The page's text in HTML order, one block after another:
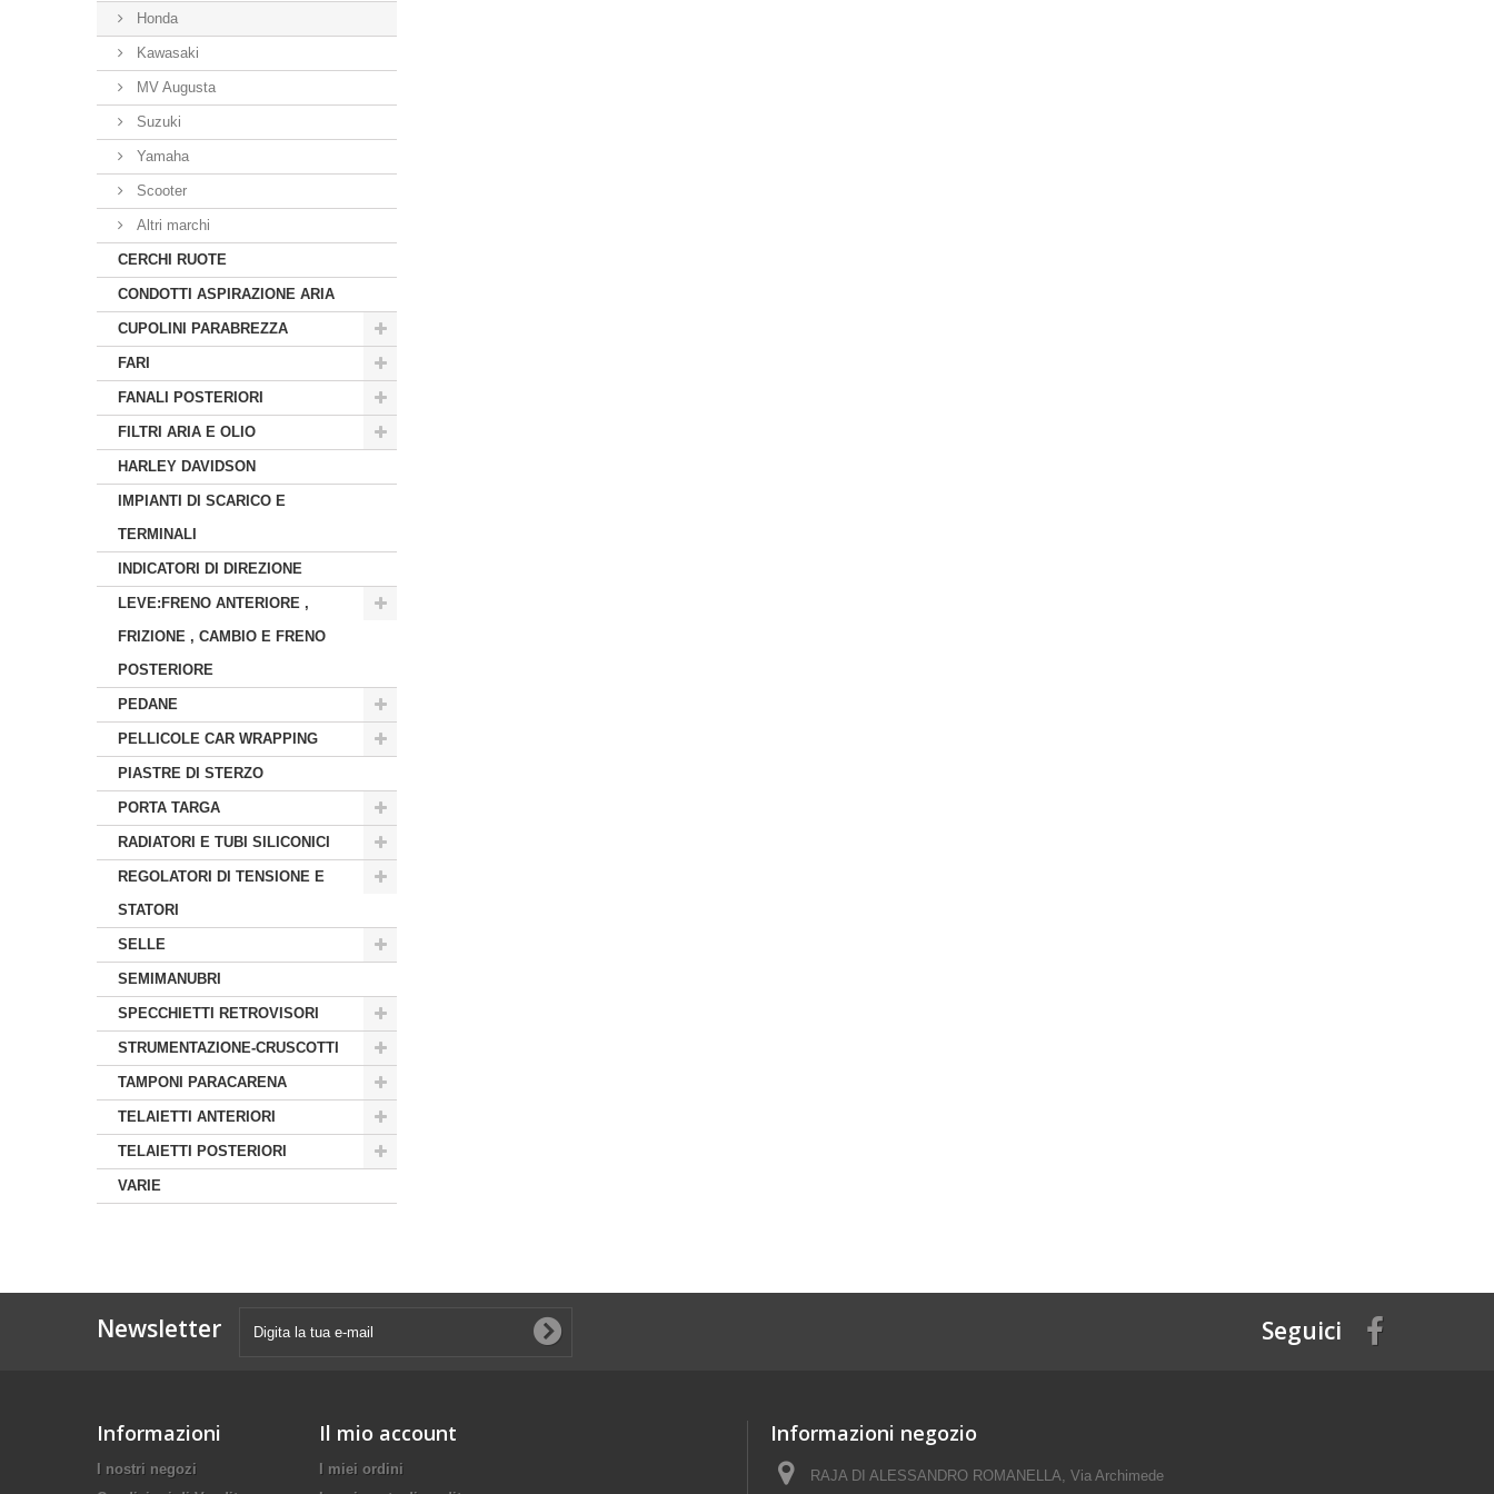
Honda
Kawasaki
MV Augusta
Suzuki
Yamaha
Scooter
Altri marchi
CERCHI RUOTE
CONDOTTI ASPIRAZIONE ARIA
CUPOLINI PARABREZZA
FARI
FANALI POSTERIORI
FILTRI ARIA E OLIO
HARLEY DAVIDSON
IMPIANTI DI SCARICO E
TERMINALI
INDICATORI DI DIREZIONE
LEVE:FRENO ANTERIORE ,
FRIZIONE , CAMBIO E FRENO
POSTERIORE
PEDANE
PELLICOLE CAR WRAPPING
PIASTRE DI STERZO
PORTA TARGA
RADIATORI E TUBI SILICONICI
REGOLATORI DI TENSIONE E
STATORI
SELLE
SEMIMANUBRI
SPECCHIETTI RETROVISORI
STRUMENTAZIONE-CRUSCOTTI
TAMPONI PARACARENA
TELAIETTI ANTERIORI
TELAIETTI POSTERIORI
VARIE
Newsletter Seguici
Informazioni
I nostri negozi
Il mio account
I miei ordini
Informazioni negozio
RAJA DI ALESSANDRO ROMANELLA, Via Archimede